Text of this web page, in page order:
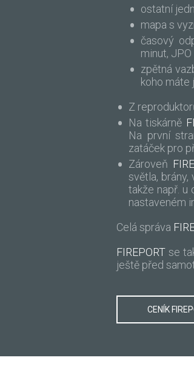
ostatní
mapa s
časový
minut,
zpětná
koho máte
Z
Na tiskárně
Na první
zatáček pro
Zároveň
světla, brány,
takže např. u
nastaveném
Celá správa
FIREPORT se
ještě před
CENÍK